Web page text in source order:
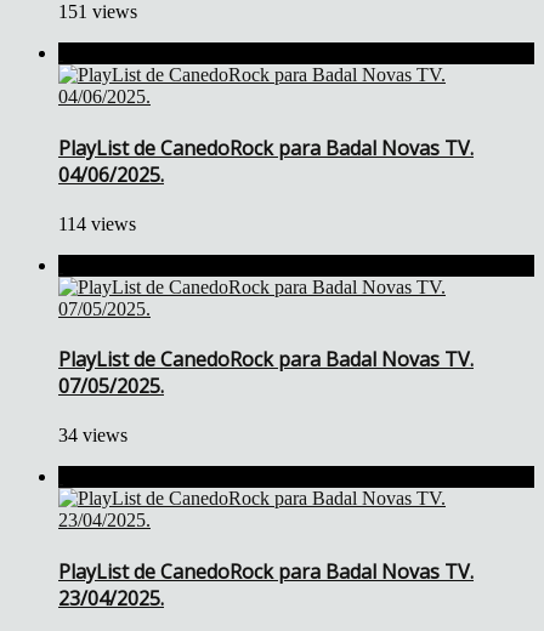
151 views
PlayList de CanedoRock para Badal Novas TV.
04/06/2025.
114 views
PlayList de CanedoRock para Badal Novas TV.
07/05/2025.
34 views
PlayList de CanedoRock para Badal Novas TV.
23/04/2025.